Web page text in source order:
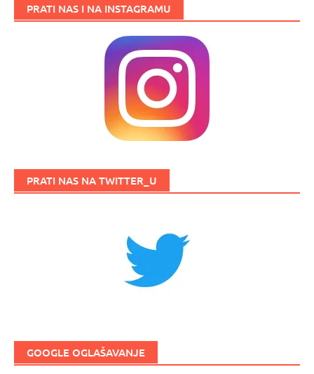
PRATI NAS I NA INSTAGRAMU
PRATI NAS NA TWITTER_U
GOOGLE OGLAŠAVANJE